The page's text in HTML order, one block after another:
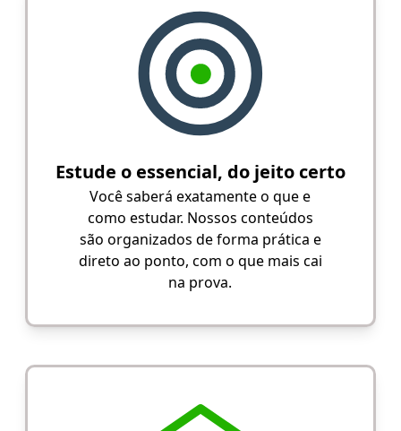
Estude o essencial, do jeito certo
Você saberá exatamente o que e
como estudar. Nossos conteúdos
são organizados de forma prática e
direto ao ponto, com o que mais cai
na prova.